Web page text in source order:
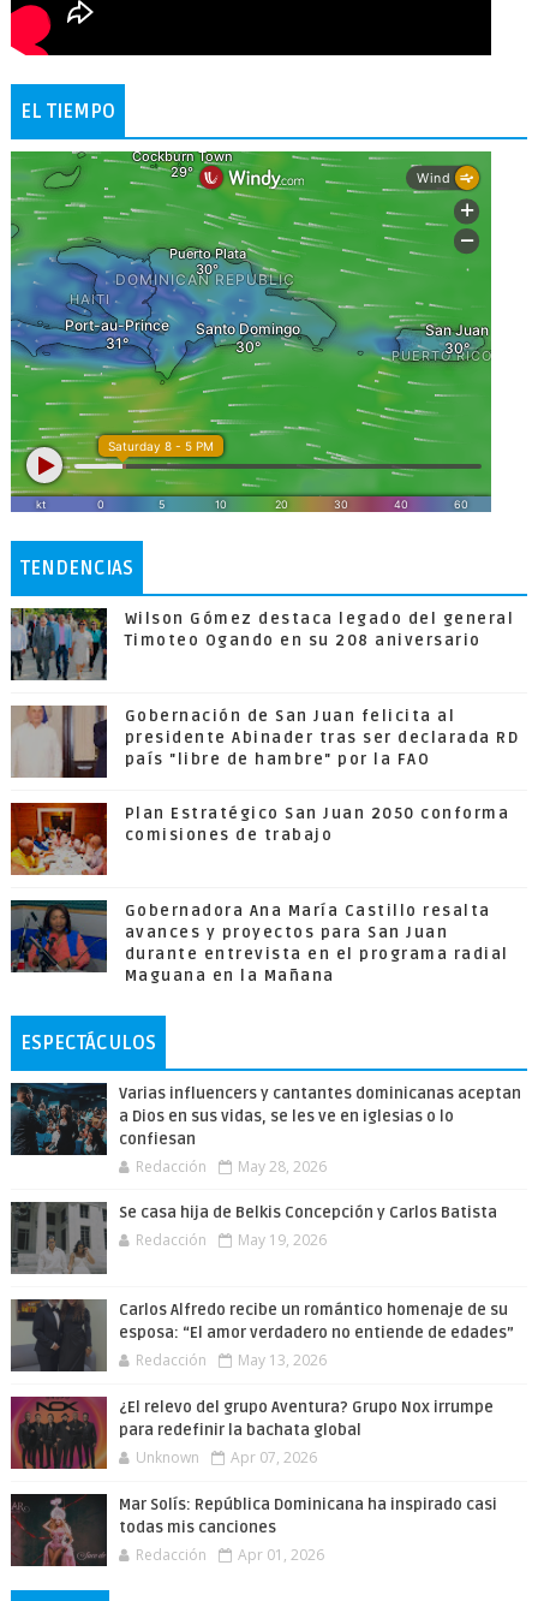
EL TIEMPO
TENDENCIAS
Wilson Gómez destaca legado del general
Timoteo Ogando en su 208 aniversario
Gobernación de San Juan felicita al
presidente Abinader tras ser declarada RD
país "libre de hambre" por la FAO
Plan Estratégico San Juan 2050 conforma
comisiones de trabajo
Gobernadora Ana María Castillo resalta
avances y proyectos para San Juan
durante entrevista en el programa radial
Maguana en la Mañana
ESPECTÁCULOS
Varias influencers y cantantes dominicanas aceptan
a Dios en sus vidas, se les ve en iglesias o lo
confiesan
Redacción May 28, 2026
Se casa hija de Belkis Concepción y Carlos Batista
Redacción May 19, 2026
Carlos Alfredo recibe un romántico homenaje de su
esposa: “El amor verdadero no entiende de edades”
Redacción May 13, 2026
¿El relevo del grupo Aventura? Grupo Nox irrumpe
para redefinir la bachata global
Unknown Apr 07, 2026
Mar Solís: República Dominicana ha inspirado casi
todas mis canciones
Redacción Apr 01, 2026